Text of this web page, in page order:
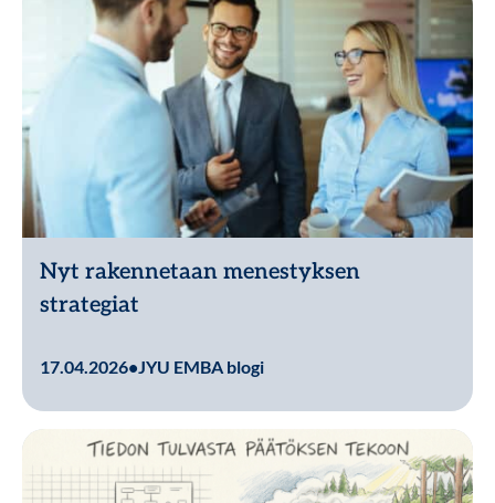
Nyt rakennetaan menestyksen
strategiat
17.04.2026• JYU EMBA blogi